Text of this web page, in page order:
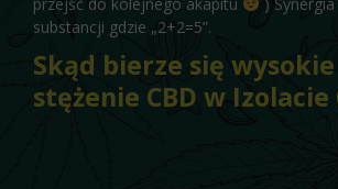
substancji gdzie „2+2=5”.
Skąd bierze się wysokie
stężenie CBD w Izolacie